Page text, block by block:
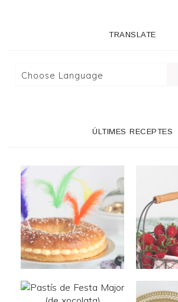
TRANSLATE
ÚLTIMES RECEPTES